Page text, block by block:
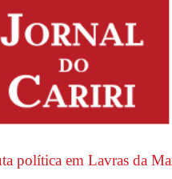
política em Lavras da